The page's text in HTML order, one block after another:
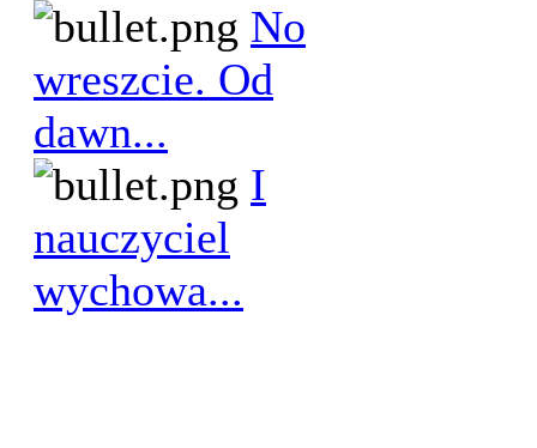
No
wreszcie. Od
dawn...
I
nauczyciel
wychowa...